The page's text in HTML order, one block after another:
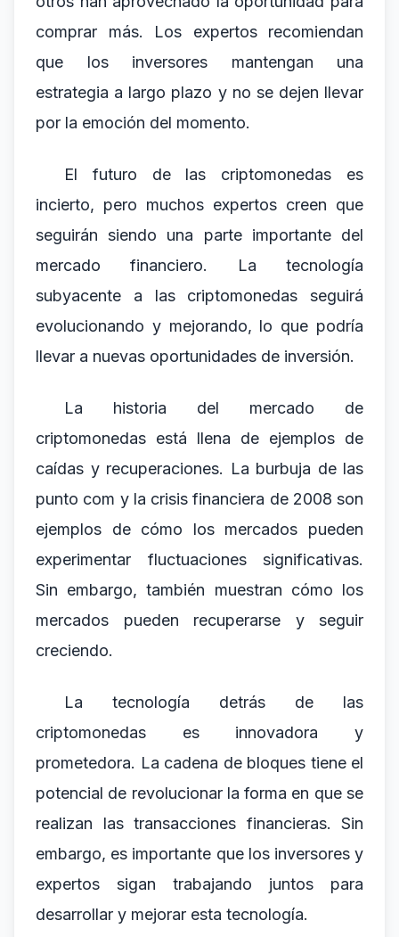
comprar más. Los expertos recomiendan
que los inversores mantengan una
estrategia a largo plazo y no se dejen llevar
por la emoción del momento.
El futuro de las criptomonedas es
incierto, pero muchos expertos creen que
seguirán siendo una parte importante del
mercado financiero. La tecnología
subyacente a las criptomonedas seguirá
evolucionando y mejorando, lo que podría
llevar a nuevas oportunidades de inversión.
La historia del mercado de
criptomonedas está llena de ejemplos de
caídas y recuperaciones. La burbuja de las
punto com y la crisis financiera de 2008 son
ejemplos de cómo los mercados pueden
experimentar fluctuaciones significativas.
Sin embargo, también muestran cómo los
mercados pueden recuperarse y seguir
creciendo.
La tecnología detrás de las
criptomonedas es innovadora y
prometedora. La cadena de bloques tiene el
potencial de revolucionar la forma en que se
realizan las transacciones financieras. Sin
embargo, es importante que los inversores y
expertos sigan trabajando juntos para
desarrollar y mejorar esta tecnología.